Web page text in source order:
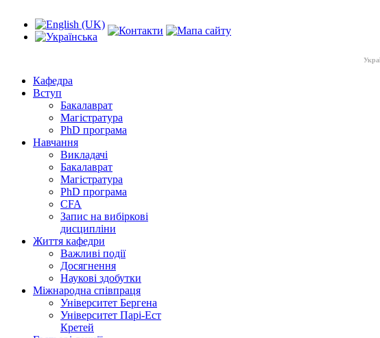
Кафедра
Вступ
Бакалаврат
Магістратура
PhD програма
Навчання
Викладачі
Бакалаврат
Магістратура
PhD програма
CFA
Запис на вибіркові
дисципліни
Життя кафедри
Важливі події
Досягнення
Наукові здобутки
Міжнародна співпраця
Університет Бергена
Університет Парі-Ест
Кретей